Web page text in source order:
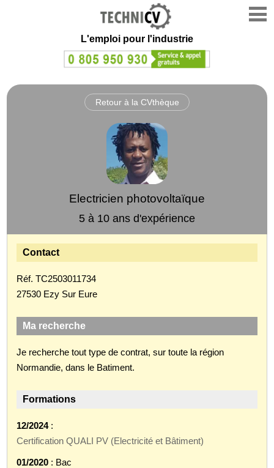
L'emploi pour l'industrie
Retour à la CVthèque
Electricien photovoltaïque
5 à 10 ans d'expérience
Contact
Réf. TC2503011734
27530 Ezy Sur Eure
Ma recherche
Je recherche tout type de contrat, sur toute la région
Normandie, dans le Batiment.
Formations
12/2024:
Certification QUALI PV (Electricité et Bâtiment)
01/2020 : Bac